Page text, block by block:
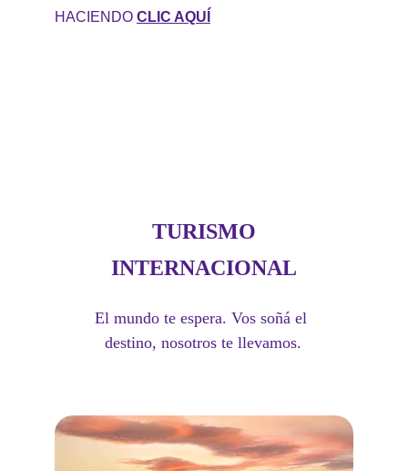
HACIENDO CLIC AQUÍ
TURISMO
INTERNACIONAL
El mundo te espera. Vos soñá el
destino, nosotros te llevamos.